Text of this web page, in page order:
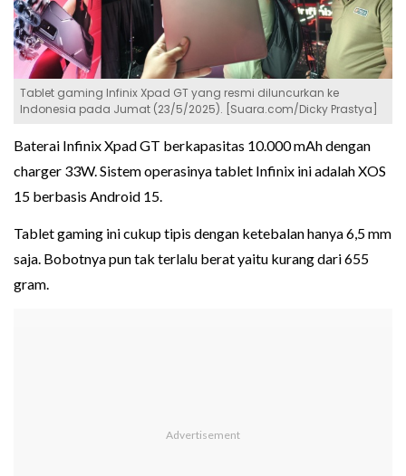
Tablet gaming Infinix Xpad GT yang resmi diluncurkan ke
Indonesia pada Jumat (23/5/2025). [Suara.com/Dicky Prastya]
Baterai Infinix Xpad GT berkapasitas 10.000 mAh dengan
charger 33W. Sistem operasinya tablet Infinix ini adalah XOS
15 berbasis Android 15.
Tablet gaming ini cukup tipis dengan ketebalan hanya 6,5 mm
saja. Bobotnya pun tak terlalu berat yaitu kurang dari 655
gram.